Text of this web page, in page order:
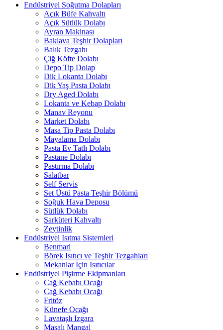
Endüstriyel Soğutma Dolapları
Açık Büfe Kahvaltı
Açık Sütlük Dolabı
Ayran Makinası
Baklava Teşhir Dolapları
Balık Tezgahı
Çiğ Köfte Dolabı
Depo Tip Dolap
Dik Lokanta Dolabı
Dik Yaş Pasta Dolabı
Dry Aged Dolabı
Lokanta ve Kebap Dolabı
Manav Reyonu
Market Dolabı
Masa Tip Pasta Dolabı
Mayalama Dolabı
Pasta Ev Tatlı Dolabı
Pastane Dolabı
Pastırma Dolabı
Salatbar
Self Servis
Set Üstü Pasta Teşhir Bölümü
Soğuk Hava Deposu
Sütlük Dolabı
Şarküteri Kahvaltı
Zeytinlik
Endüstriyel Isıtma Sistemleri
Benmari
Börek Isıtıcı ve Teşhir Tezgahları
Mekanlar İçin Isıtıcılar
Endüstriyel Pişirme Ekipmanları
Cağ Kebabı Ocağı
Cağ Kebabı Ocağı
Fritöz
Künefe Ocağı
Lavataşlı Izgara
Masalı Mangal